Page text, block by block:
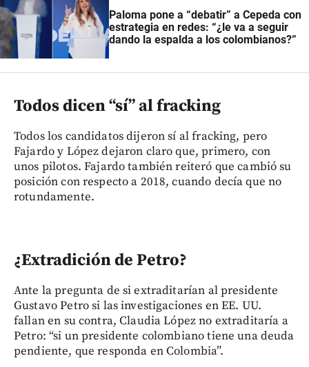
Paloma pone a “debatir” a Cepeda con
estrategia en redes: “¿le va a seguir
dando la espalda a los colombianos?”
Todos dicen “sí” al fracking
Todos los candidatos dijeron sí al fracking, pero
Fajardo y López dejaron claro que, primero, con
unos pilotos. Fajardo también reiteró que cambió su
posición con respecto a 2018, cuando decía que no
rotundamente.
¿Extradición de Petro?
Ante la pregunta de si extraditarían al presidente
Gustavo Petro si las investigaciones en EE. UU.
fallan en su contra, Claudia López no extraditaría a
Petro: “si un presidente colombiano tiene una deuda
pendiente, que responda en Colombia”.